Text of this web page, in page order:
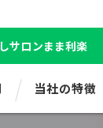
サロンまま利楽
当社の特徴